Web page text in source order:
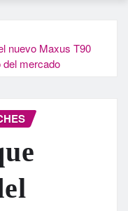
nuevo Maxus T90
del mercado